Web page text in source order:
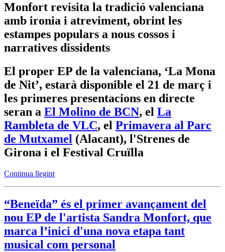
Monfort revisita la tradició valenciana
amb ironia i atreviment, obrint les
estampes populars a nous cossos i
narratives dissidents
El proper EP de la valenciana, ‘La Mona
de Nit’, estarà disponible el 21 de març i
les primeres presentacions en directe
seran a El Molino de BCN, el La
Rambleta de VLC, el Primavera al Parc
de Mutxamel (Alacant), l'Strenes de
Girona i el Festival Cruïlla
Continua llegint
“Beneïda” és el primer avançament del
nou EP de l'artista Sandra Monfort, que
marca l’inici d'una nova etapa tant
musical com personal